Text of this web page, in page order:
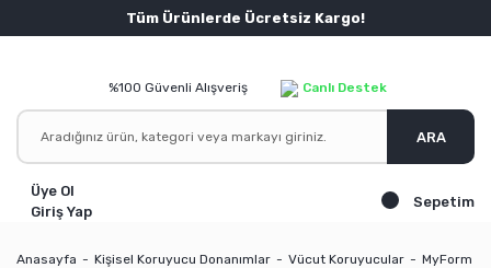
Tüm Ürünlerde Ücretsiz Kargo!
%100 Güvenli Alışveriş Canlı Destek
ARA
Üye Ol
Giriş Yap
Sepetim
Anasayfa Kişisel Koruyucu Donanımlar Vücut Koruyucular MyForm